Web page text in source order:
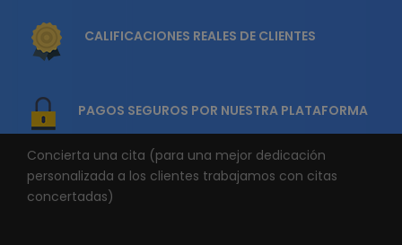
CALIFICACIONES REALES DE CLIENTES
PAGOS SEGUROS POR NUESTRA PLATAFORMA
Concierta una cita (para una mejor dedicación
personalizada a los clientes trabajamos con citas
concertadas)